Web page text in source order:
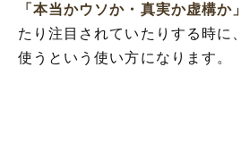
「本当かウソか・真実か虚構か」
たり注目されていたりする時に、
使うという使い方になります。